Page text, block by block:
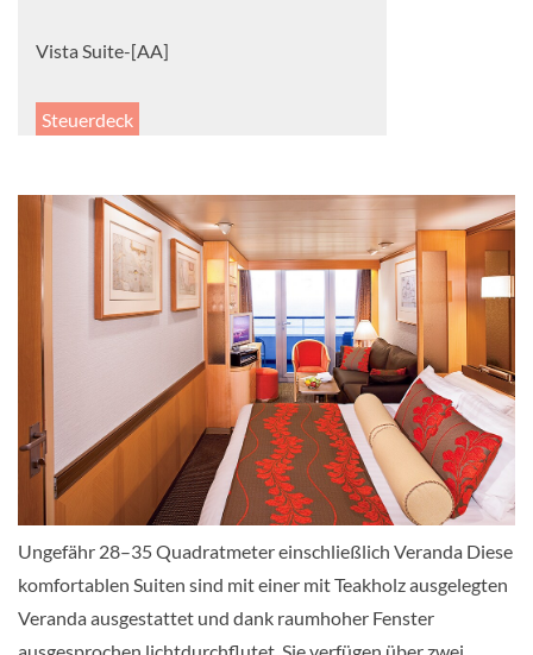
Vista Suite-[AA]
Steuerdeck
Vista Suite-[B]
Suite
Vista Suite-[BB]
Steuerdeck
Ungefähr 28–35 Quadratmeter einschließlich Veranda Diese
komfortablen Suiten sind mit einer mit Teakholz ausgelegten
Veranda ausgestattet und dank raumhoher Fenster